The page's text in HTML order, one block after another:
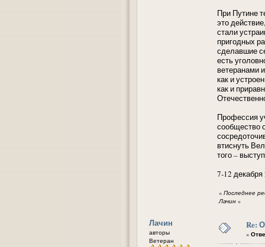
При Путине
это
стали
пригодных
сделавшие
есть
ветеранами
как и
как и
Профессия
сообщество
втиснуть
того –
7-12 декабря
« Последнее
Лачин »
Лачин
авторы
Ветеран
Re:
«